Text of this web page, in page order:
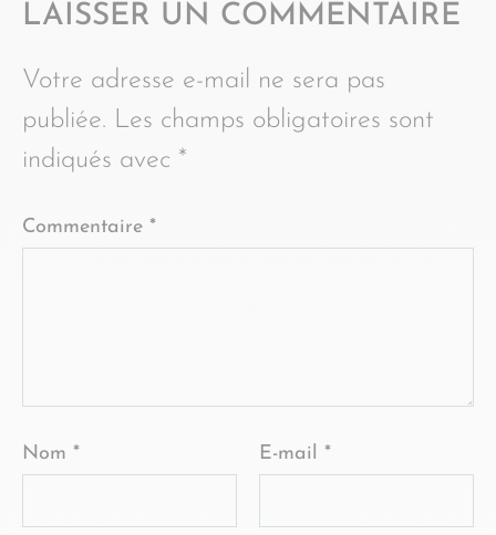
LAISSER UN COMMENTAIRE
Votre adresse e-mail ne sera pas
publiée. Les champs obligatoires sont
indiqués avec *
Commentaire *
Nom * E-mail *